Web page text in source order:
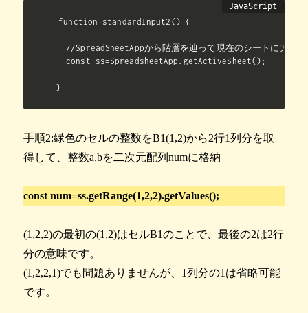
function standardInput2() {
//SpreadSheetAppから階層を辿って現在のシートにアクセ
  const ss=SpreadsheetApp.getActiveSheet();
}
手順2:緑色のセルの整数をB1(1,2)から2行1列分を取
得して、整数a,bを二次元配列numに格納
const num=ss.getRange(1,2,2).getValues();
(1,2,2)の最初の(1,2)はセルB1のことで、最後の2は2行
分の意味です。
(1,2,2,1)でも問題ありませんが、1列分の1は省略可能
です。